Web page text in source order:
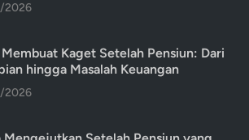
2026
Kaget Setelah Pensiun: Dari
hingga Masalah Keuangan
2026